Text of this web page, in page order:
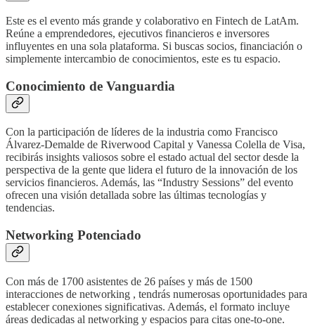
Este es el evento más grande y colaborativo en Fintech de LatAm.
Reúne a emprendedores, ejecutivos financieros e inversores
influyentes en una sola plataforma. Si buscas socios, financiación o
simplemente intercambio de conocimientos, este es tu espacio.
Conocimiento de Vanguardia
Con la participación de líderes de la industria como Francisco
Álvarez-Demalde de Riverwood Capital y Vanessa Colella de Visa,
recibirás insights valiosos sobre el estado actual del sector desde la
perspectiva de la gente que lidera el futuro de la innovación de los
servicios financieros. Además, las “Industry Sessions” del evento
ofrecen una visión detallada sobre las últimas tecnologías y
tendencias.
Networking Potenciado
Con más de 1700 asistentes de 26 países y más de 1500
interacciones de networking , tendrás numerosas oportunidades para
establecer conexiones significativas. Además, el formato incluye
áreas dedicadas al networking y espacios para citas one-to-one.